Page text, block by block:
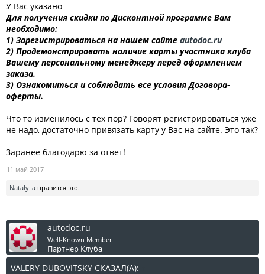
Если Вам удобнее обслуживаться в этом офисе,
перерегистрируйтесь на сайте и при регистрации выберите
указанный адрес.
Команда Autodoc.ru продолжает оставаться для Вас надежным
партнером и готова предлагать только лучшее.
Спасибо, что Вы с нами!
У Вас указано
Для получения скидки по Дисконтной программе Вам
необходимо:
1) Зарегистрироваться на нашем сайте autodoc.ru
2) Продемонстрировать наличие карты участника клуба
Вашему персональному менеджеру перед оформлением
заказа.
3) Ознакомиться и соблюдать все условия Договора-
оферты.
Что то изменилось с тех пор? Говорят регистрироваться уже
не надо, достаточно привязать карту у Вас на сайте. Это так?
Заранее благодарю за ответ!
11 май 2017
Nataly_a нравится это.
autodoc.ru
Well-Known Member
Партнер Клуба
VALERY DUBOVITSKY СКАЗАЛ(А):